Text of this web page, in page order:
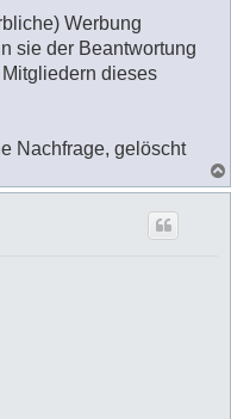
Werbung
sie der Beantwortung
dieses
Nachfrage, gelöscht